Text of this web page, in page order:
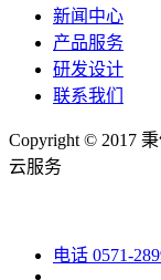
新闻中心
产品服务
研发设计
联系我们
Copyright © 2017
云服务
电话 0571-